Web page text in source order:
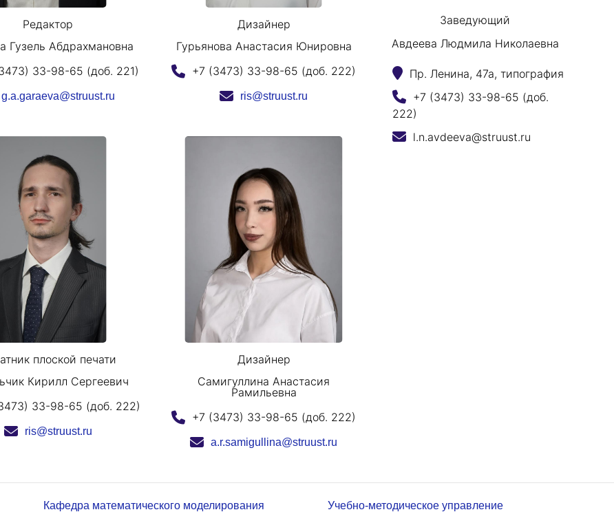
Редактор
Гузель Абдрахмановна
33-98-65 (доб. 221)
g.a.garaeva@struust.ru
Дизайнер
Гурьянова Анастасия Юнировна
+7 (3473) 33-98-65 (доб. 222)
ris@struust.ru
плоской печати
Кирилл Сергеевич
33-98-65 (доб. 222)
ris@struust.ru
Дизайнер
Самигуллина Анастасия
Рамильевна
+7 (3473) 33-98-65 (доб. 222)
a.r.samigullina@struust.ru
Заведующий
Авдеева Людмила Николаевна
Пр. Ленина, 47а, типография
+7 (3473) 33-98-65 (доб.
222)
l.n.avdeeva@struust.ru
Кафедра математического моделирования
Учебно-методическое управление